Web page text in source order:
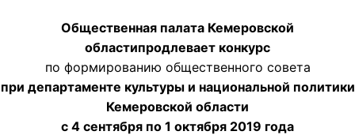
Общественная палата Кемеровской
областипродлевает конкурс
по формированию общественного совета
при департаменте культуры и национальной политики
Кемеровской области
с 4 сентября по 1 октября 2019 года